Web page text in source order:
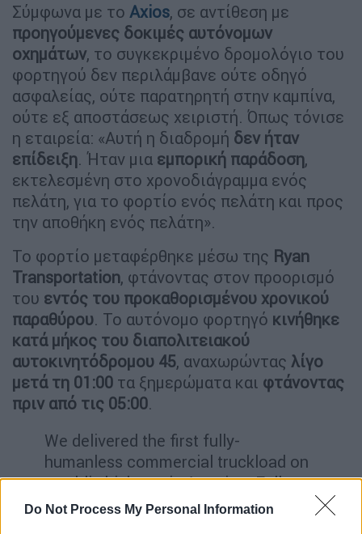
Do Not Process My Personal Information
Σύμφωνα με το Axios, σε αντίθεση με
προηγούμενες δοκιμές αυτόνομων
οχημάτων, το συγκεκριμένο δρομολόγιο του
φορτηγού δεν περιλάμβανε ούτε οδηγό
ασφαλείας, ούτε παρατηρητή στην καμπίνα,
ούτε εξ αποστάσεως χειριστή. Όπως τόνισε
η εταιρεία: «Αυτή η διαδρομή δεν ήταν
επίδειξη. Ήταν μια εμπορική παράδοση,
εκτελεσμένη στο χρονοδιάγραμμα ενός
πελάτη, για το φορτίο ενός πελάτη και προς
την αποθήκη ενός πελάτη».
Το φορτίο μεταφέρθηκε μέσω της Ryan
Transportation, φτάνοντας στον προορισμό
του εντός του προκαθορισμένου χρονικού
παραθύρου. Το αυτόνομο φορτηγό κινήθηκε
κατά μήκος του διαπολιτειακού
αυτοκινητόδρομου 45, αναχωρώντας λίγο
μετά τη 01:00 τα ξημερώματα και φτάνοντας
πριν από τις 05:00.
We delivered the first fully-
humanless commercial truckload on
a public highway in America. Full
stop.